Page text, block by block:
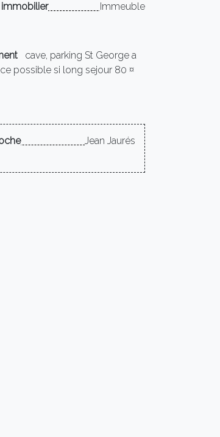
Immeuble
cave, parking St George a
possible si long sejour 80 ¤
Jean Jaurés